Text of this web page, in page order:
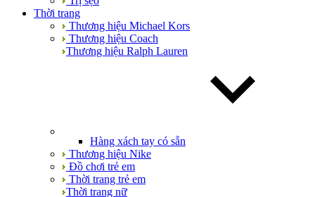
Thời trang
Thương hiệu Michael Kors
Thương hiệu Coach
Thương hiệu Ralph Lauren
Hàng xách tay có sẵn
Thương hiệu Nike
Đồ chơi trẻ em
Thời trang trẻ em
Thời trang nữ